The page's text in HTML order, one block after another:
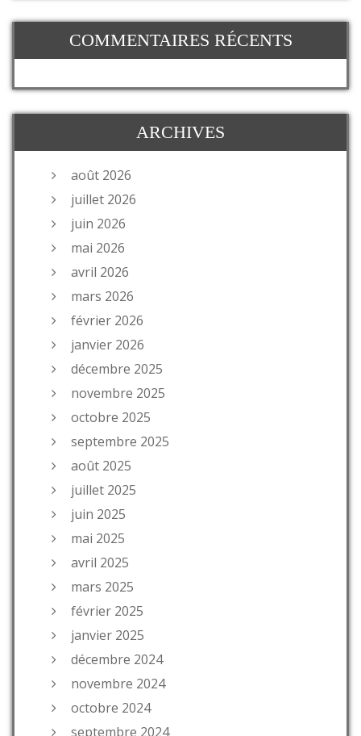
COMMENTAIRES RÉCENTS
ARCHIVES
août 2026
juillet 2026
juin 2026
mai 2026
avril 2026
mars 2026
février 2026
janvier 2026
décembre 2025
novembre 2025
octobre 2025
septembre 2025
août 2025
juillet 2025
juin 2025
mai 2025
avril 2025
mars 2025
février 2025
janvier 2025
décembre 2024
novembre 2024
octobre 2024
septembre 2024